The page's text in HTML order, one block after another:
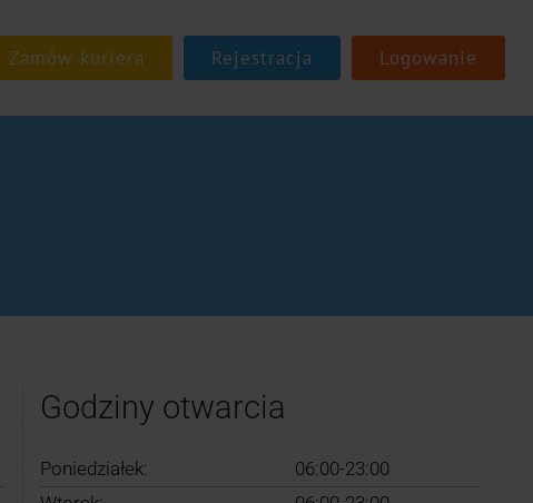
Rejestracja Logowanie
Godziny otwarcia
Poniedziałek:
06:00-23:00